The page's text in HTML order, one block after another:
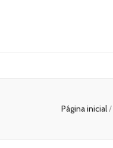
Página inicial/